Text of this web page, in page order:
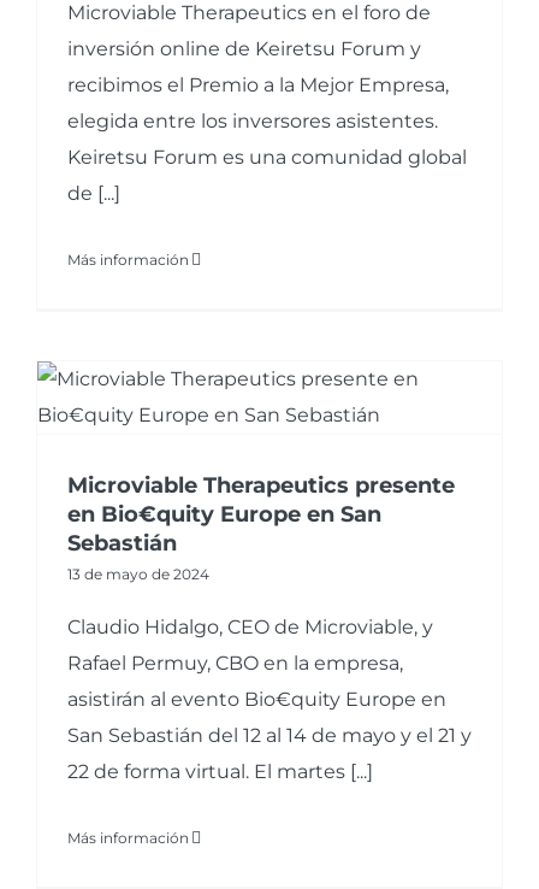
Microviable Therapeutics en el foro de
inversión online de Keiretsu Forum y
recibimos el Premio a la Mejor Empresa,
elegida entre los inversores asistentes.
Keiretsu Forum es una comunidad global
de [...]
Más información
Microviable Therapeutics presente
en Bio€quity Europe en San
Sebastián
13 de mayo de 2024
Claudio Hidalgo, CEO de Microviable, y
Rafael Permuy, CBO en la empresa,
asistirán al evento Bio€quity Europe en
San Sebastián del 12 al 14 de mayo y el 21 y
22 de forma virtual. El martes [...]
Más información